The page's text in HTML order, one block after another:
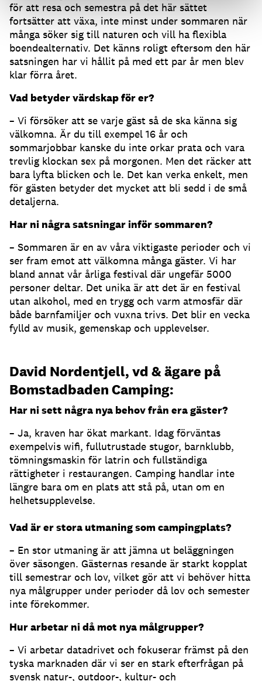
för att resa och semestra på det här sättet
fortsätter att växa, inte minst under sommaren när
många söker sig till naturen och vill ha flexibla
boendealternativ. Det känns roligt eftersom den här
satsningen har vi hållit på med ett par år men blev
klar förra året.
Vad betyder värdskap för er?
– Vi försöker att se varje gäst så de ska känna sig
välkomna. Är du till exempel 16 år och
sommarjobbar kanske du inte orkar prata och vara
trevlig klockan sex på morgonen. Men det räcker att
bara lyfta blicken och le. Det kan verka enkelt, men
för gästen betyder det mycket att bli sedd i de små
detaljerna.
Har ni några satsningar inför sommaren?
– Sommaren är en av våra viktigaste perioder och vi
ser fram emot att välkomna många gäster. Vi har
bland annat vår årliga festival där ungefär 5000
personer deltar. Det unika är att det är en festival
utan alkohol, med en trygg och varm atmosfär där
både barnfamiljer och vuxna trivs. Det blir en vecka
fylld av musik, gemenskap och upplevelser.
David Nordentjell, vd & ägare på
Bomstadbaden Camping:
Har ni sett några nya behov från era gäster?
– Ja, kraven har ökat markant. Idag förväntas
exempelvis wifi, fullutrustade stugor, barnklubb,
tömningsmaskin för latrin och fullständiga
rättigheter i restaurangen. Camping handlar inte
längre bara om en plats att stå på, utan om en
helhetsupplevelse.
Vad är er stora utmaning som campingplats?
– En stor utmaning är att jämna ut beläggningen
över säsongen. Gästernas resande är starkt kopplat
till semestrar och lov, vilket gör att vi behöver hitta
nya målgrupper under perioder då lov och semester
inte förekommer.
Hur arbetar ni då mot nya målgrupper?
– Vi arbetar datadrivet och fokuserar främst på den
tyska marknaden där vi ser en stark efterfrågan på
svensk natur-, outdoor-, kultur- och